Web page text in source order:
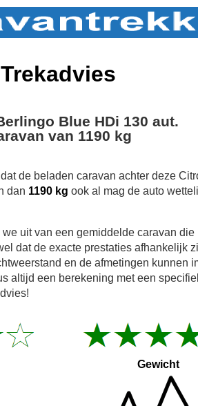
Trekadvies
Blue HDi 130 aut.
van 1190 kg
de beladen caravan achter deze
dan 1190 kg ook al mag de auto
we uit van een gemiddelde caravan die
dat de exacte prestaties afhankelijk
en de afmetingen kunnen
altijd een berekening met een
Gewicht